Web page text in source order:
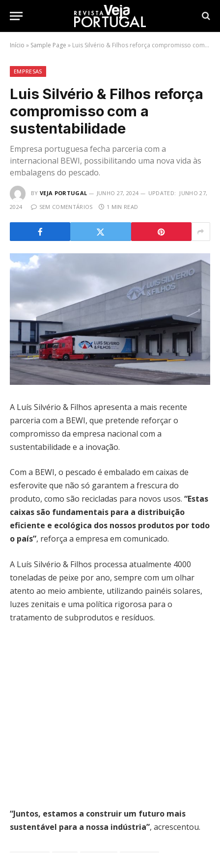
Início » Sample Page » Luis Silvério & Filhos reforça compromisso com a sustentabilidade
EMPRESAS
Luis Silvério & Filhos reforça
compromisso com a
sustentabilidade
Empresa portuguesa fecha parceria com a
internacional BEWI, possibilitando uma nova vida às
embalagens do pescado.
BY VEJA PORTUGAL JUNHO 27, 2024 UPDATED: JUNHO 27,
2024
SEM COMENTÁRIOS 1 MIN READ
A Luís Silvério & Filhos apresenta a mais recente
parceria com a BEWI, que pretende reforçar o
compromisso da empresa nacional com a
sustentabilidade e a inovação.
Com a BEWI, o pescado é embalado em caixas de
esferovite que não só garantem a frescura do
produto, como são recicladas para novos usos. “Estas
caixas são fundamentais para a distribuição
eficiente e ecológica dos nossos produtos por todo
o país”, reforça a empresa em comunicado.
A Luís Silvério & Filhos processa atualmente 4000
toneladas de peixe por ano, sempre com um olhar
atento ao meio ambiente, utilizando painéis solares,
luzes zenitais e uma política rigorosa para o
tratamento de subprodutos e resíduos.
“Juntos, estamos a construir um futuro mais
sustentável para a nossa indústria”, acrescentou.